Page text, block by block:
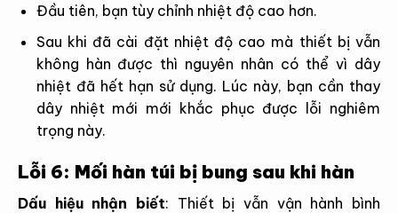
Đầu tiên, bạn tùy chỉnh nhiệt độ cao hơn.
Sau khi đã cài đặt nhiệt độ cao mà thiết bị vẫn
không hàn được thì nguyên nhân có thể vì dây
nhiệt đã hết hạn sử dụng. Lúc này, bạn cần thay
dây nhiệt mới mới khắc phục được lỗi nghiêm
trọng này.
Lỗi 6: Mối hàn túi bị bung sau khi hàn
Dấu hiệu nhận biết: Thiết bị vẫn vận hành bình